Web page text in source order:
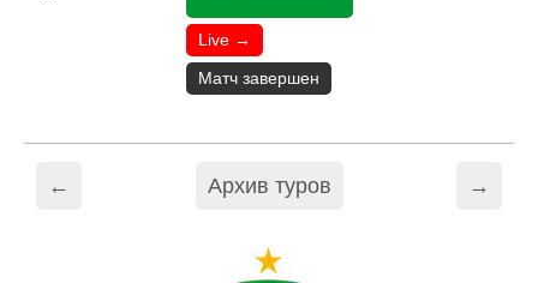
Live →
Матч завершен
← Архив туров →